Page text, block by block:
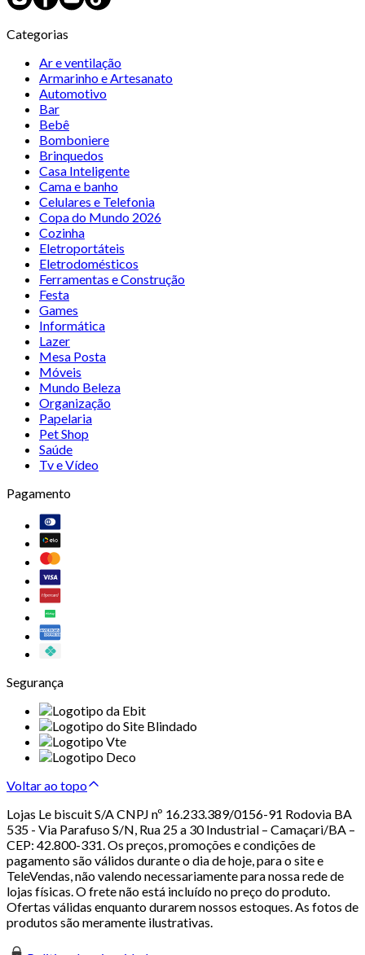
Categorias
Ar e ventilação
Armarinho e Artesanato
Automotivo
Bar
Bebê
Bomboniere
Brinquedos
Casa Inteligente
Cama e banho
Celulares e Telefonia
Copa do Mundo 2026
Cozinha
Eletroportáteis
Eletrodomésticos
Ferramentas e Construção
Festa
Games
Informática
Lazer
Mesa Posta
Móveis
Mundo Beleza
Organização
Papelaria
Pet Shop
Saúde
Tv e Vídeo
Pagamento
Segurança
Voltar ao topo
Lojas Le biscuit S/A CNPJ nº 16.233.389/0156-91 Rodovia BA
535 - Via Parafuso S/N, Rua 25 a 30 Industrial – Camaçari/BA –
CEP: 42.800-331. Os preços, promoções e condições de
pagamento são válidos durante o dia de hoje, para o site e
TeleVendas, não valendo necessariamente para nossa rede de
lojas físicas. O frete não está incluído no preço do produto.
Ofertas válidas enquanto durarem nossos estoques. As fotos de
produtos são meramente ilustrativas.